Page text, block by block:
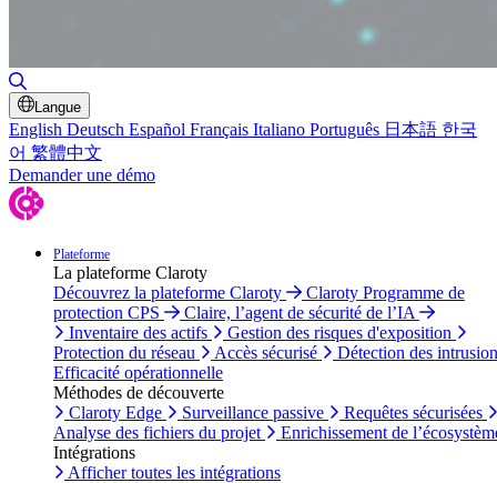
Langue
English Deutsch Español Français Italiano Português 日本語 한국
어 繁體中文
Demander une démo
Plateforme
La plateforme Claroty
Découvrez la plateforme Claroty
Claroty Programme de
protection CPS
Claire, l’agent de sécurité de l’IA
Inventaire des actifs
Gestion des risques d'exposition
Protection du réseau
Accès sécurisé
Détection des
Efficacité opérationnelle
Méthodes de découverte
Claroty Edge
Surveillance passive
Requêtes sécurisées
Analyse des fichiers du projet
Enrichissement de
Intégrations
Afficher toutes les intégrations